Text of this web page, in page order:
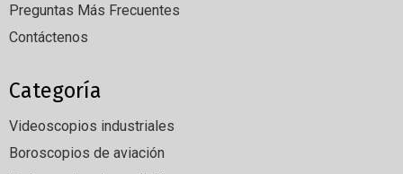
Preguntas Más Frecuentes
Contáctenos
Categoría
Videoscopios industriales
Boroscopios de aviación